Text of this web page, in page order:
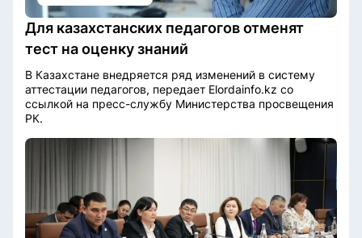
Для казахстанских педагогов отменят
тест на оценку знаний
В Казахстане внедряется ряд изменений в систему
аттестации педагогов, передает Elordainfo.kz со
ссылкой на пресс-службу Министерства просвещения
РК.